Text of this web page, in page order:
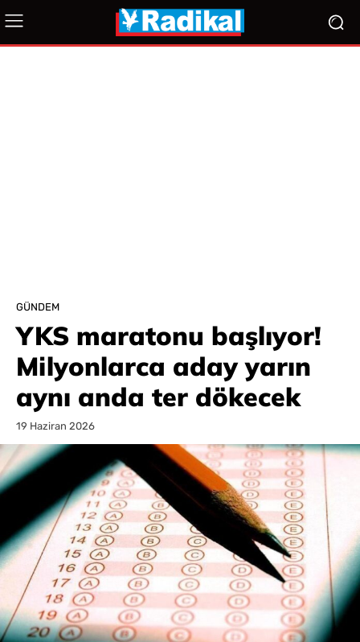
GÜNDEM
YKS maratonu başlıyor!
Milyonlarca aday yarın
aynı anda ter dökecek
19 Haziran 2026